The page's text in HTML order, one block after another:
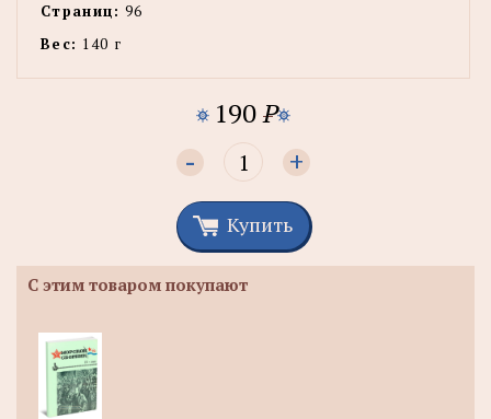
Страниц: 96
Вес: 140 г
190P
- +
Купить
С этим товаром покупают